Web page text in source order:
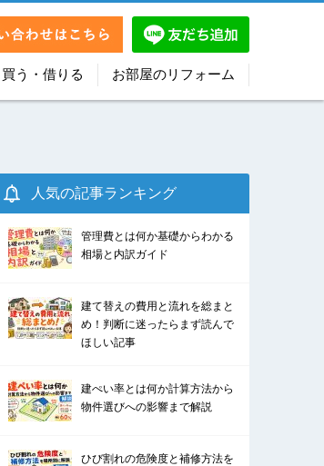
買う・借りる お部屋のリフォーム
人気の記事ランキング
管理費とは何か基礎からわかる
相場と内訳ガイド
建て替えの費用と流れを総まと
め！判断に迷ったらまず読んで
ほしい記事
建ぺい率とは何か計算方法から
物件選びへの影響まで解説
ひび割れの危険度と補修方法を